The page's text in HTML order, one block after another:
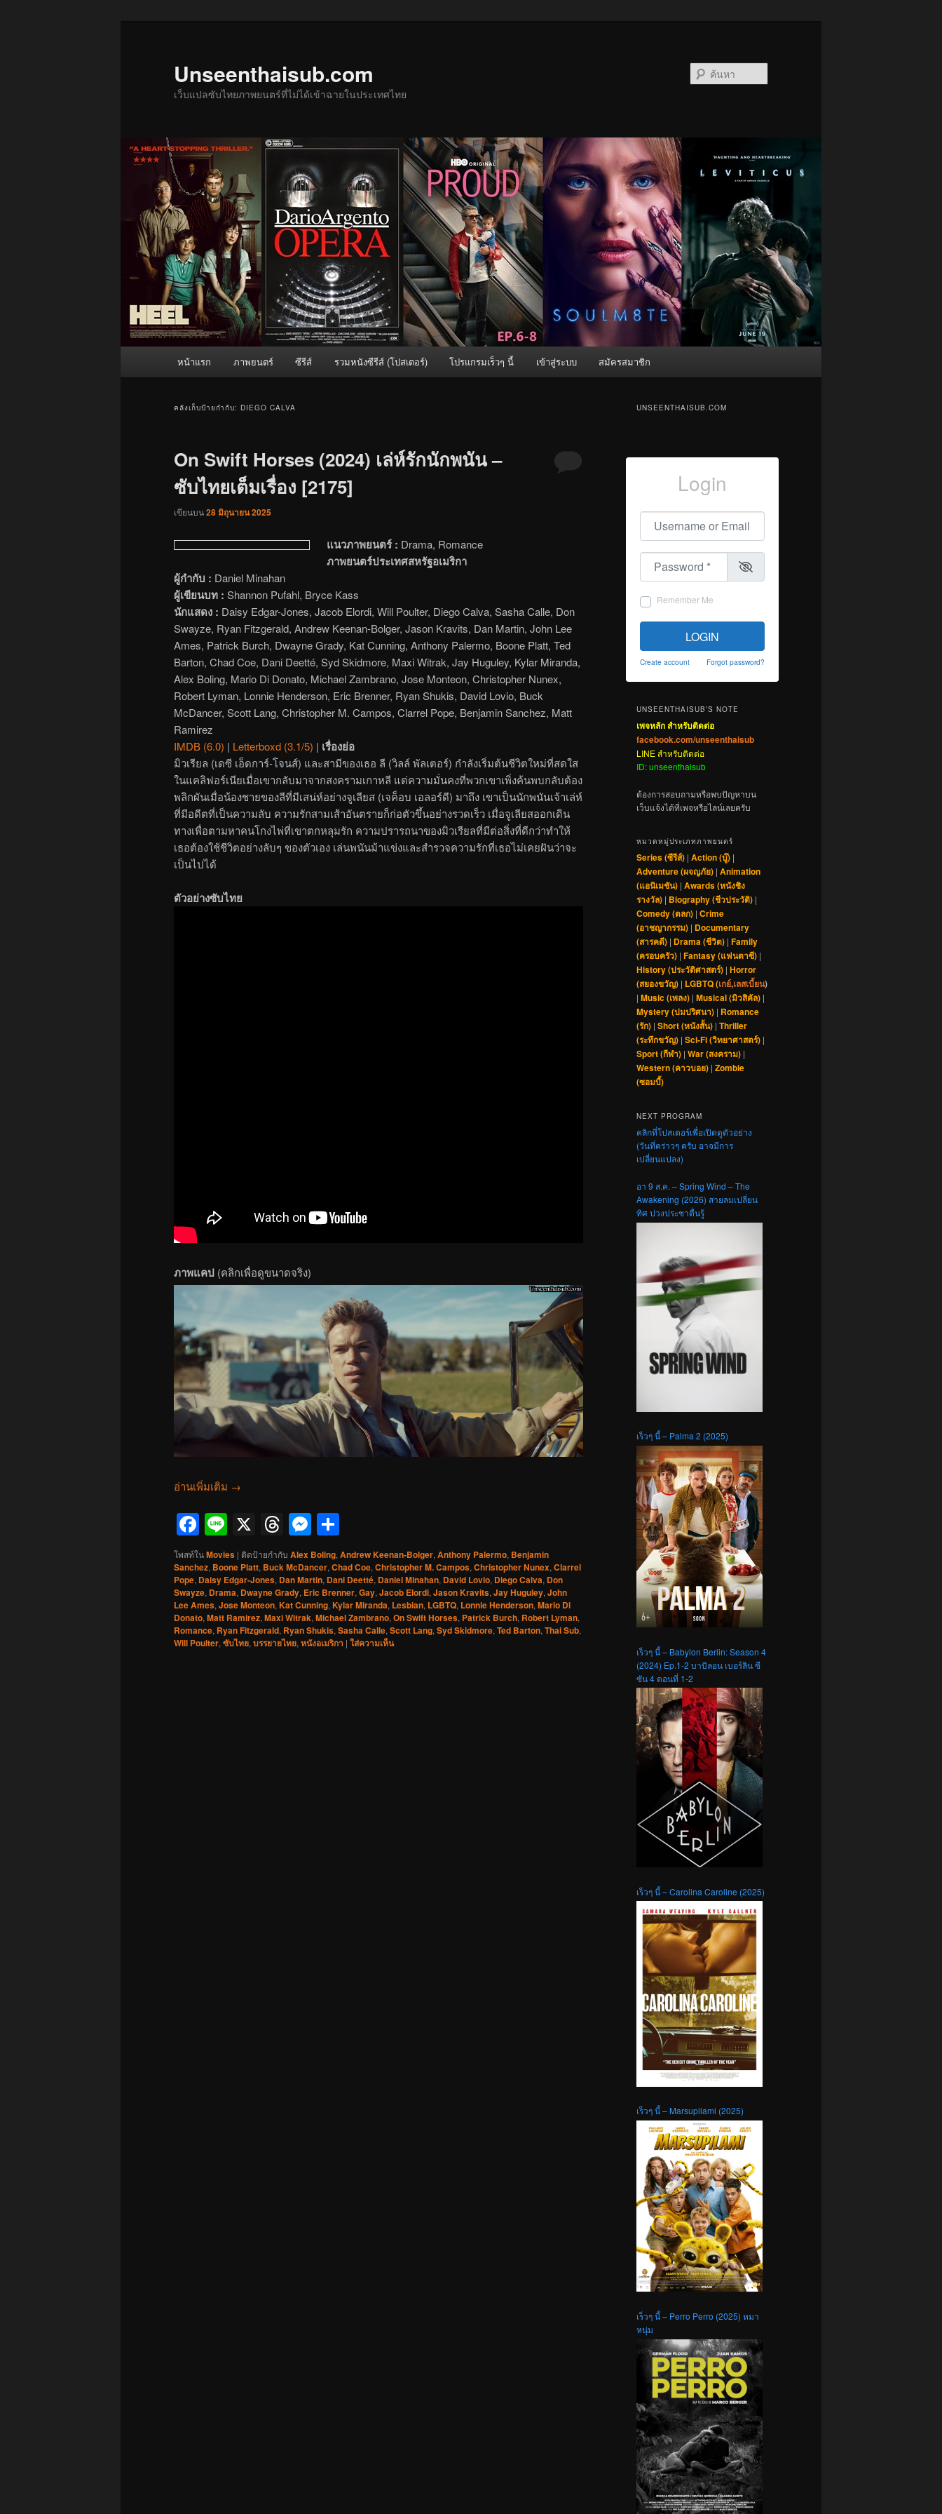
Unseenthaisub.com
เว็บแปลซับไทยภาพยนตร์ที่ไม่ได้เข้าฉายในประเทศไทย
หน้าแรก ภาพยนตร์ ซีรีส์ รวมหนังซีรีส์ (โปสเตอร์) โปรแกรมเร็วๆ นี้ เข้าสู่ระบบ สมัครสมาชิก
คลังเก็บป้ายกำกับ: DIEGO CALVA
On Swift Horses (2024) เล่ห์รักนักพนัน –
ซับไทยเต็มเรื่อง [2175]
เขียนบน28 มิถุนายน 2025
แนวภาพยนตร์ : Drama, Romance
ภาพยนตร์ประเทศสหรัฐอเมริกา
ผู้กำกับ : Daniel Minahan
ผู้เขียนบท : Shannon Pufahl, Bryce Kass
นักแสดง : Daisy Edgar-Jones, Jacob Elordi, Will Poulter, Diego Calva, Sasha Calle, Don
Swayze, Ryan Fitzgerald, Andrew Keenan-Bolger, Jason Kravits, Dan Martin, John Lee
Ames, Patrick Burch, Dwayne Grady, Kat Cunning, Anthony Palermo, Boone Platt, Ted
Barton, Chad Coe, Dani Deetté, Syd Skidmore, Maxi Witrak, Jay Huguley, Kylar Miranda,
Alex Boling, Mario Di Donato, Michael Zambrano, Jose Monteon, Christopher Nunex,
Robert Lyman, Lonnie Henderson, Eric Brenner, Ryan Shukis, David Lovio, Buck
McDancer, Scott Lang, Christopher M. Campos, Clarrel Pope, Benjamin Sanchez, Matt
Ramirez
IMDB (6.0) | Letterboxd (3.1/5) | เรื่องย่อ
มิวเรียล (เดซี เอ็ดการ์-โจนส์) และสามีของเธอ ลี (วิลล์ พัลเตอร์) กำลังเริ่มต้นชีวิตใหม่ที่สดใส
ในแคลิฟอร์เนียเมื่อเขากลับมาจากสงครามเกาหลี แต่ความมั่นคงที่พวกเขาเพิ่งค้นพบกลับต้อง
พลิกผันเมื่อน้องชายของลีที่มีเสน่ห์อย่างจูเลียส (เจค็อบ เอลอร์ดี) มาถึง เขาเป็นนักพนันเจ้าเล่ห์
ที่มีอดีตที่เป็นความลับ ความรักสามเส้าอันตรายก็ก่อตัวขึ้นอย่างรวดเร็ว เมื่อจูเลียสออกเดิน
ทางเพื่อตามหาคนโกงไพ่ที่เขาตกหลุมรัก ความปรารถนาของมิวเรียลที่มีต่อสิ่งที่ดีกว่าทำให้
เธอต้องใช้ชีวิตอย่างลับๆ ของตัวเอง เล่นพนันม้าแข่งและสำรวจความรักที่เธอไม่เคยฝันว่าจะ
เป็นไปได้
ตัวอย่างซับไทย
ภาพแคป (คลิกเพื่อดูขนาดจริง)
อ่านเพิ่มเติม →
Facebook
Line
X Threads
Messenger
โพสท์ในMovies | ติดป้ายกำกับ Alex Boling, Andrew Keenan-Bolger, Anthony Palermo, Benjamin
Sanchez, Boone Platt, Buck McDancer, Chad Coe, Christopher M. Campos, Christopher Nunex, Clarrel
Pope, Daisy Edgar-Jones, Dan Martin, Dani Deetté, Daniel Minahan, David Lovio, Diego Calva, Don
Swayze, Drama, Dwayne Grady, Eric Brenner, Gay, Jacob Elordi, Jason Kravits, Jay Huguley, John
Lee Ames, Jose Monteon, Kat Cunning, Kylar Miranda, Lesbian, LGBTQ, Lonnie Henderson, Mario Di
Donato, Matt Ramirez, Maxi Witrak, Michael Zambrano, On Swift Horses, Patrick Burch, Robert Lyman,
Romance, Ryan Fitzgerald, Ryan Shukis, Sasha Calle, Scott Lang, Syd Skidmore, Ted Barton, Thai Sub,
Will Poulter, ซับไทย, บรรยายไทย, หนังอเมริกา | ใส่ความเห็น
UNSEENTHAISUB.COM
Login
Username or Email
Password
Remember Me
LOGIN
Create account Forgot password?
UNSEENTHAISUB’S NOTE
เพจหลัก สำหรับติดต่อ
facebook.com/unseenthaisub
LINE สำหรับติดต่อ
ID: unseenthaisub
ต้องการสอบถามหรือพบปัญหาบน
เว็บแจ้งได้ที่เพจหรือไลน์เลยครับ
หมวดหมู่ประเภทภาพยนตร์
Series (ซีรีส์) | Action (บู๊) |
Adventure (ผจญภัย) | Animation
(แอนิเมชัน) | Awards (หนังชิง
รางวัล) | Biography (ชีวประวัติ) |
Comedy (ตลก) | Crime
(อาชญากรรม) | Documentary
(สารคดี) | Drama (ชีวิต) | Family
(ครอบครัว) | Fantasy (แฟนตาซี) |
History (ประวัติศาสตร์) | Horror
(สยองขวัญ) | LGBTQ (เกย์,เลสเบี้ยน)
| Music (เพลง) | Musical (มิวสิคัล) |
Mystery (ปมปริศนา) | Romance
(รัก) | Short (หนังสั้น) | Thriller
(ระทึกขวัญ) | Sci-Fi (วิทยาศาสตร์) |
Sport (กีฬา) | War (สงคราม) |
Western (คาวบอย) | Zombie
(ซอมบี้)
NEXT PROGRAM
คลิกที่โปสเตอร์เพื่อเปิดดูตัวอย่าง
(วันที่คร่าวๆ ครับ อาจมีการ
เปลี่ยนแปลง)
อา 9 ส.ค. – Spring Wind – The
Awakening (2026) สายลมเปลี่ยน
ทิศ ปวงประชาตื่นรู้
เร็วๆ นี้ – Palma 2 (2025)
เร็วๆ นี้ – Babylon Berlin: Season 4
(2024) Ep.1-2 บาบิลอน เบอร์ลิน ซี
ซัน 4 ตอนที่ 1-2
เร็วๆ นี้ – Carolina Caroline (2025)
เร็วๆ นี้ – Marsupilami (2025)
เร็วๆ นี้ – Perro Perro (2025) หมา
หนุ่ม